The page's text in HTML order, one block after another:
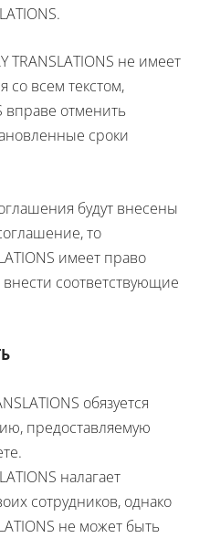
.
TRANSLATIONS не имеет
со всем текстом,
вправе отменить
сроки
будут внесены
то
имеет право
соответствующие
обязуется
предоставляемую
налагает
сотрудников, однако
не может быть